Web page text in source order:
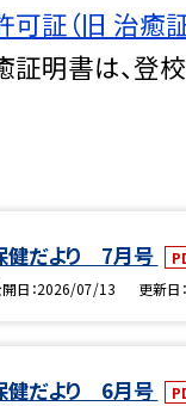
証（旧 治癒
明書は、登
健だより 7月号
日 2026/07/13 更新日
健だより 6月号